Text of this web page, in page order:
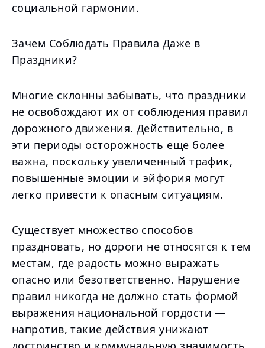
социальной гармонии.
Зачем Соблюдать Правила Даже в
Праздники?
Многие склонны забывать, что праздники
не освобождают их от соблюдения правил
дорожного движения. Действительно, в
эти периоды осторожность еще более
важна, поскольку увеличенный трафик,
повышенные эмоции и эйфория могут
легко привести к опасным ситуациям.
Существует множество способов
праздновать, но дороги не относятся к тем
местам, где радость можно выражать
опасно или безответственно. Нарушение
правил никогда не должно стать формой
выражения национальной гордости —
напротив, такие действия унижают